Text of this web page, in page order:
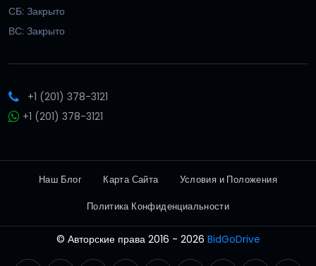
СБ: Закрыто
ВС: Закрыто
+1 (201) 378-3121
+1 (201) 378-3121
Наш Блог Карта Сайта
Условия и Положения
Политика Конфиденциальности
© Авторские права 2016 - 2026 BidGoDrive